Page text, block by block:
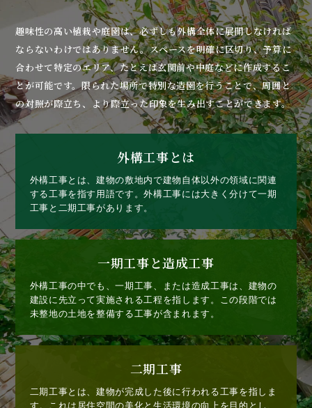
趣味性の高い植栽や庭園は、必ずしも外構全体に展開しなければ
ならないわけではありません。スペースを明確に区切り、予算に
合わせて特定のエリア、たとえば玄関前や中庭などに作成するこ
とが可能です。限られた場所で特別な造園を行うことで、周囲と
の対照が際立ち、より際立った印象を生み出すことができます。
外構工事とは
外構工事とは、建物の敷地内で建物自体以外の領域に関連
する工事を指す用語です。外構工事には大きく分けて一期
工事と二期工事があります。
一期工事と造成工事
外構工事の中でも、一期工事、または造成工事は、建物の
建設に先立って実施される工程を指します。この段階では
未整地の土地を整備する工事が含まれます。
二期工事
二期工事とは、建物が完成した後に行われる工事を指しま
す。これは居住空間の美化と生活環境の向上を目的とし、